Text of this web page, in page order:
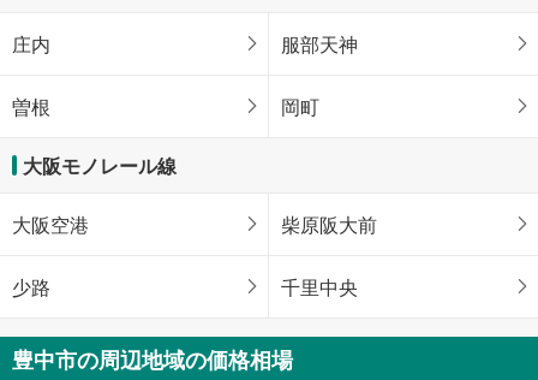
庄内 服部天神
曽根 岡町
大阪モノレール線
大阪空港 柴原阪大前
少路 千里中央
豊中市の周辺地域の価格相場